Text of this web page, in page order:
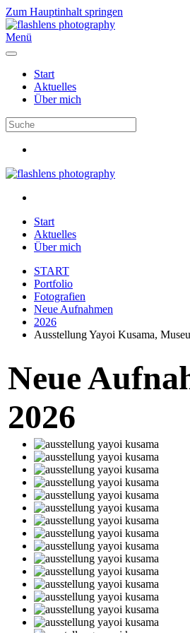
Zum Hauptinhalt springen
Menü
Start
Aktuelles
Über mich
Start
Aktuelles
Über mich
START
Portfolio
Fotografien
Neue Aufnahmen
2026
Ausstellung Yayoi Kusama,
Neue
2026